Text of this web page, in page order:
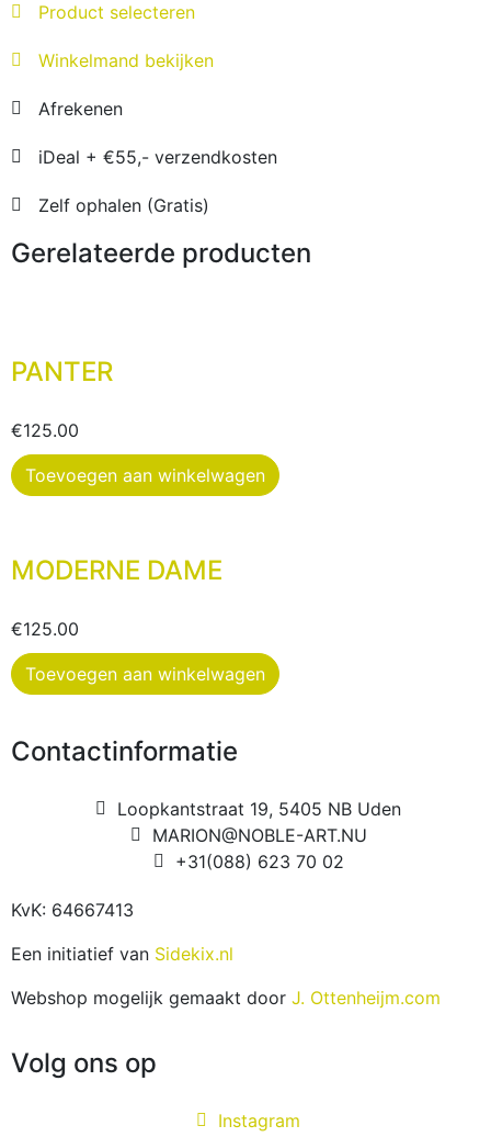
Product selecteren
Winkelmand bekijken
Afrekenen
iDeal + €55,- verzendkosten
Zelf ophalen (Gratis)
Gerelateerde producten
PANTER
€125.00
Toevoegen aan winkelwagen
MODERNE DAME
€125.00
Toevoegen aan winkelwagen
Contactinformatie
Loopkantstraat 19, 5405 NB Uden
MARION@NOBLE-ART.NU
+31(088) 623 70 02
KvK: 64667413
Een initiatief van Sidekix.nl
Webshop mogelijk gemaakt door J. Ottenheijm.com
Volg ons op
Instagram